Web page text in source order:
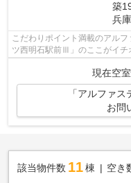
築
兵
こだわりポイント満載のアル
ツ西明石駅前Ⅲ」のここがイ
現在空
「アルファ
お問
該当物件数 11棟 空き